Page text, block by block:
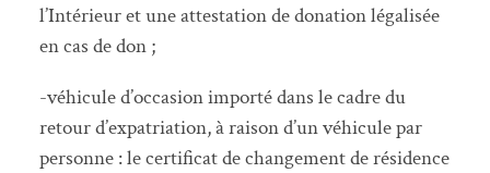
l’Intérieur et une attestation de donation légalisée
en cas de don ;
-véhicule d’occasion importé dans le cadre du
retour d’expatriation, à raison d’un véhicule par
personne : le certificat de changement de résidence